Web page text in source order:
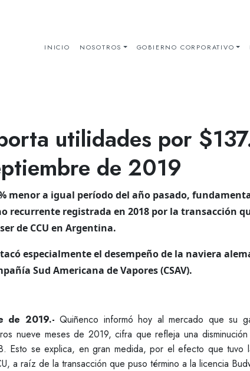
INICIO NOSOTROS GOBIERNO CORPORATIVO
utilidades por
de 2019
menor a igual período del año pasado,
recurrente registrada en 2018 por la transacción
de CCU en Argentina.
especialmente el desempeño de la naviera
Sud Americana de Vapores (CSAV).
de 2019.- Quiñenco informó hoy al mercado que su
nueve meses de 2019, cifra que refleja una
Esto se explica, en gran medida, por el efecto que tuvo
a raíz de la transacción que puso término a la licencia